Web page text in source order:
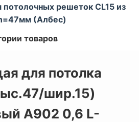
решеток CL15 из
(Албес)
товаров
для потолка
шир.15)
А902 0,6 L-